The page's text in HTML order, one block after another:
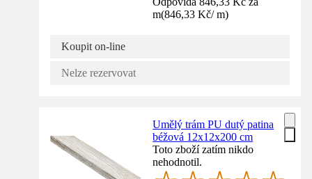
m(846,33 Kč/ m)
Koupit on-line
Nelze rezervovat
Umělý trám PU dutý patina
béžová 12x12x200 cm
Toto zboží zatím nikdo
nehodnotil.